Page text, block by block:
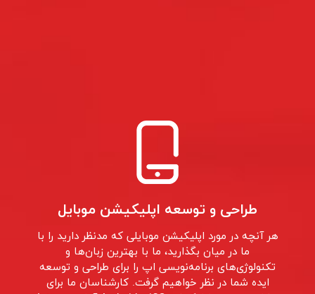
طراحی و توسعه اپلیکیشن موبایل
هر آنچه در مورد اپلیکیشن موبایلی که مدنظر دارید را با
ما در میان بگذارید، ما با بهترین زبان‌ها و
تکنولوژی‌های برنامه‌نویسی اپ را برای طراحی و توسعه
ایده‌ شما در نظر خواهیم گرفت. کارشناسان ما برای